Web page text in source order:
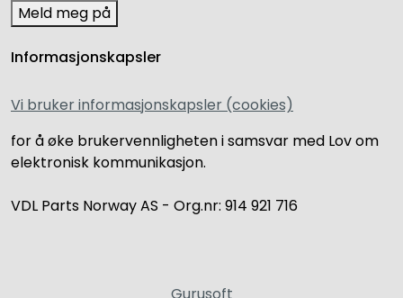
Meld meg på
Informasjonskapsler
Vi bruker informasjonskapsler (cookies)
for å øke brukervennligheten i samsvar med Lov om
elektronisk kommunikasjon.
VDL Parts Norway AS - Org.nr: 914 921 716